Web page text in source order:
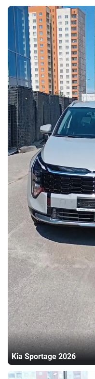
Kia Sportage 2026